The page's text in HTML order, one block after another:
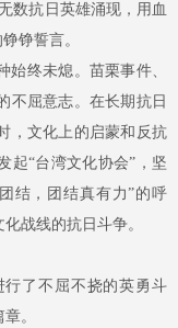
数抗日英雄涌现，用血
铮誓言。
终未熄。苗栗事件、
不屈意志。在长期抗日
，文化上的启蒙和反抗
起“台湾文化协会”，坚
结，团结真有力”的呼
战线的抗日斗争。
了不屈不挠的英勇斗
。